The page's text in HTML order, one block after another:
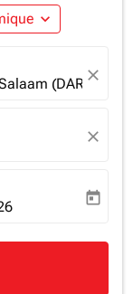
expand_more
(DAR),close
close
return-date-aria-
today